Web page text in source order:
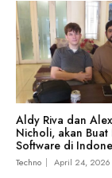
Aldy Riva dan
Nicholi, akan Buat
Software di
Techno April 24, 2026